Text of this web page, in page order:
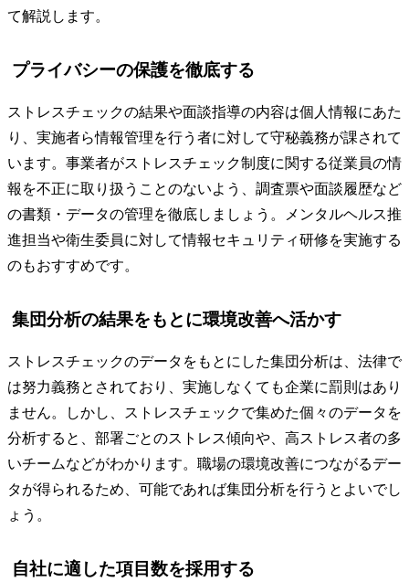
て解説します。
プライバシーの保護を徹底する
ストレスチェックの結果や面談指導の内容は個人情報にあた
り、実施者ら情報管理を行う者に対して守秘義務が課されて
います。事業者がストレスチェック制度に関する従業員の情
報を不正に取り扱うことのないよう、調査票や面談履歴など
の書類・データの管理を徹底しましょう。メンタルヘルス推
進担当や衛生委員に対して情報セキュリティ研修を実施する
のもおすすめです。
集団分析の結果をもとに環境改善へ活かす
ストレスチェックのデータをもとにした集団分析は、法律で
は努力義務とされており、実施しなくても企業に罰則はあり
ません。しかし、ストレスチェックで集めた個々のデータを
分析すると、部署ごとのストレス傾向や、高ストレス者の多
いチームなどがわかります。職場の環境改善につながるデー
タが得られるため、可能であれば集団分析を行うとよいでし
ょう。
自社に適した項目数を採用する